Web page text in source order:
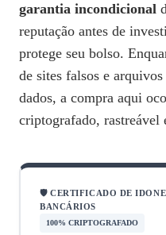
garantia incondicional
reputação antes de
protege seu bolso.
de sites falsos e
dados, a compra aqui
criptografado, rastreável
🛡️ CERTIFICADO DE
BANCÁRIOS
100% CRIPTOGRAFADO